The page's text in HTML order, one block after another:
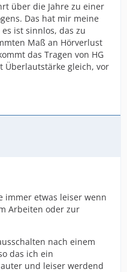
über die Jahre zu einer
Das hat mir meine
ist sinnlos, das zu
Maß an Hörverlust
das Tragen von HG
Überlautstärke gleich, vor
immer etwas leiser wenn
Arbeiten oder zur
nach einem
das ich ein
und leiser werdend